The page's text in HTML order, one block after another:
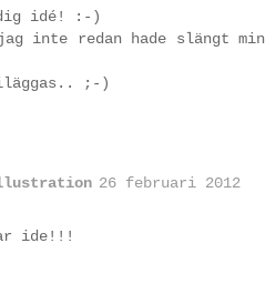
idé! :-)
inte redan hade slängt min
;-)
26 februari 2012
ide!!!